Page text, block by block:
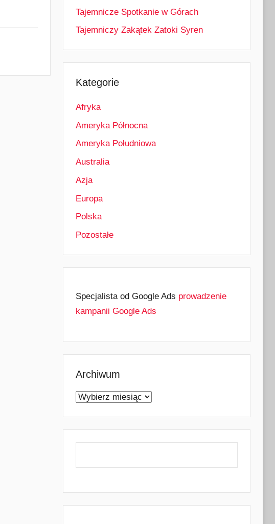
Tajemnicze Spotkanie w Górach
Tajemniczy Zakątek Zatoki Syren
Kategorie
Afryka
Ameryka Północna
Ameryka Południowa
Australia
Azja
Europa
Polska
Pozostałe
Specjalista od Google Ads prowadzenie
kampanii Google Ads
Archiwum
Archiwum